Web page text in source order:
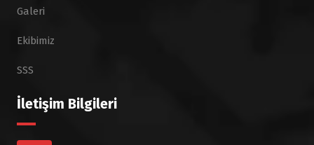
Galeri
Ekibimiz
SSS
İletişim Bilgileri